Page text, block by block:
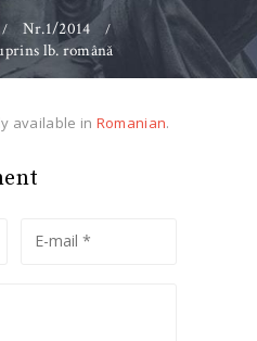
Nr.1/2014
lb. română
available in Romanian.